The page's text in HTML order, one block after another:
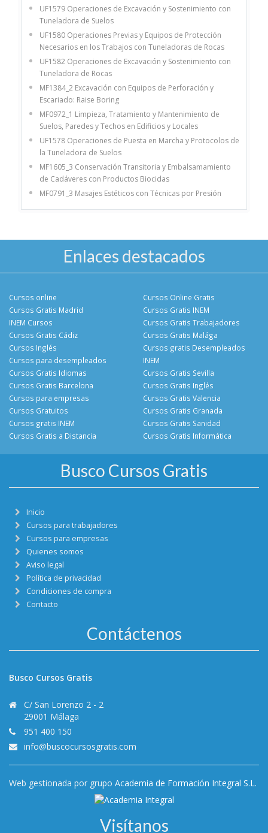
UF1579 Operaciones de Excavación y Sostenimiento con
Tuneladora de Suelos
UF1580 Operaciones Previas y Equipos de Protección
Necesarios en los Trabajos con Tuneladoras de Rocas
UF1582 Operaciones de Excavación y Sostenimiento con
Tuneladora de Rocas
MF1384_2 Excavación con Equipos de Perforación y
Escariado: Raise Boring
MF0972_1 Limpieza, Tratamiento y Mantenimiento de
Suelos, Paredes y Techos en Edificios y Locales
UF1578 Operaciones de Puesta en Marcha y Protocolos de
la Tuneladora de Suelos
MF1605_3 Conservación Transitoria y Embalsamamiento
de Cadáveres con Productos Biocidas
MF0791_3 Masajes Estéticos con Técnicas por Presión
Enlaces destacados
Cursos online
Cursos Gratis Madrid
INEM Cursos
Cursos Gratis Cádiz
Cursos Online Gratis
Cursos Gratis INEM
Cursos Gratis Trabajadores
Cursos Gratis Malága
Cursos Inglés
Cursos para desempleados
Cursos Gratis Idiomas
Cursos Gratis Barcelona
Cursos gratis Desempleados
INEM
Cursos Gratis Sevilla
Cursos Gratis Inglés
Cursos para empresas
Cursos Gratuitos
Cursos gratis INEM
Cursos Gratis a Distancia
Cursos Gratis Valencia
Cursos Gratis Granada
Cursos Gratis Sanidad
Cursos Gratis Informática
Busco Cursos Gratis
Inicio
Cursos para trabajadores
Cursos para empresas
Quienes somos
Aviso legal
Política de privacidad
Condiciones de compra
Contacto
Contáctenos
Busco Cursos Gratis
C/ San Lorenzo 2 - 2
29001 Málaga
951 400 150
info@buscocursosgratis.com
Web gestionada por grupo Academia de Formación Integral S.L.
Visítanos